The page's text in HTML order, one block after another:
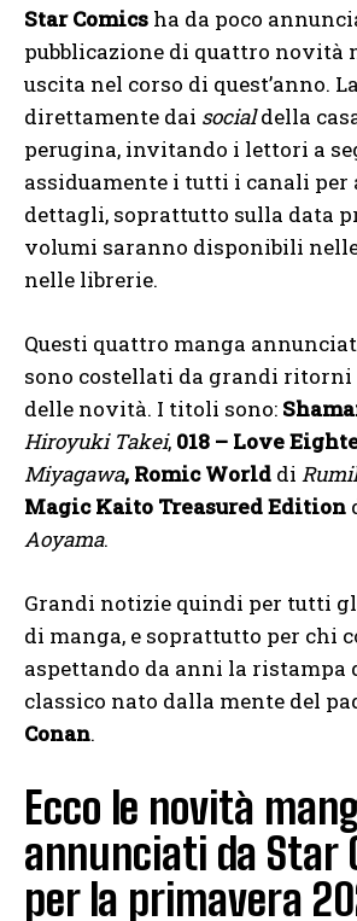
Star Comics ha da poco
pubblicazione di quattro novità
uscita nel corso di quest’anno.
direttamente dai socialdella
perugina, invitando i lettori a
assiduamente i tutti i canali per
dettagli, soprattutto sulla data
volumi saranno disponibili
nelle librerie.
Questi quattro manga
sono costellati da grandi ritorni
delle novità. I titoli sono:
Hiroyuki Takei, 018 – Love
Miyagawa, Romic World di
Magic Kaito Treasured Edition
Aoyama.
Grandi notizie quindi per tutti
di manga, e soprattutto per chi
aspettando da anni la ristampa
classico nato dalla mente del
Conan.
Ecco le novità
annunciati da Star
per la primavera